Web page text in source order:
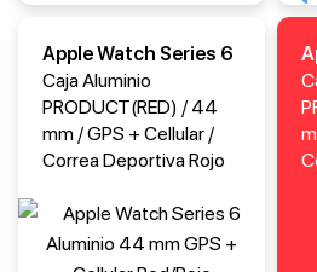
Apple Watch Series 6
Caja Aluminio
PRODUCT(RED) / 44
mm / GPS + Cellular /
Correa Deportiva Rojo